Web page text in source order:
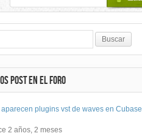
POST EN EL FORO
aparecen plugins vst de waves en Cubase
2 años, 2 meses